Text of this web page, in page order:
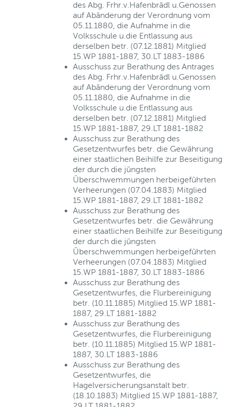
des Abg. Frhr.v.Hafenbrädl u.Genossen
auf Abänderung der Verordnung vom
05.11.1880, die Aufnahme in die
Volksschule u.die Entlassung aus
derselben betr. (07.12.1881) Mitglied
15.WP 1881-1887, 30.LT 1883-1886
Ausschuss zur Berathung des Antrages
des Abg. Frhr.v.Hafenbrädl u.Genossen
auf Abänderung der Verordnung vom
05.11.1880, die Aufnahme in die
Volksschule u.die Entlassung aus
derselben betr. (07.12.1881) Mitglied
15.WP 1881-1887, 29.LT 1881-1882
Ausschuss zur Berathung des
Gesetzentwurfes betr. die Gewährung
einer staatlichen Beihilfe zur Beseitigung
der durch die jüngsten
Überschwemmungen herbeigeführten
Verheerungen (07.04.1883) Mitglied
15.WP 1881-1887, 29.LT 1881-1882
Ausschuss zur Berathung des
Gesetzentwurfes betr. die Gewährung
einer staatlichen Beihilfe zur Beseitigung
der durch die jüngsten
Überschwemmungen herbeigeführten
Verheerungen (07.04.1883) Mitglied
15.WP 1881-1887, 30.LT 1883-1886
Ausschuss zur Berathung des
Gesetzentwurfes, die Flurbereinigung
betr. (10.11.1885) Mitglied 15.WP 1881-
1887, 29.LT 1881-1882
Ausschuss zur Berathung des
Gesetzentwurfes, die Flurbereinigung
betr. (10.11.1885) Mitglied 15.WP 1881-
1887, 30.LT 1883-1886
Ausschuss zur Berathung des
Gesetzentwurfes, die
Hagelversicherungsanstalt betr.
(18.10.1883) Mitglied 15.WP 1881-1887,